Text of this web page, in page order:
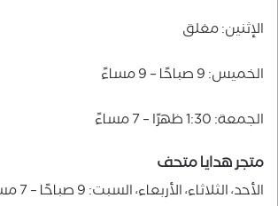
الإثنين: مغلق
الخميس: 9 صباحًا – 9 مساءً
الجمعة: 1:30 ظهرًا – 7 مساءً
متجر هدايا متحف
الأحد، الثلاثاء، الأربعاء، السبت: 9 صباحًا – 7 مساءً